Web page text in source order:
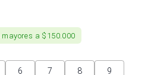
a $150.000
6 7 8
9